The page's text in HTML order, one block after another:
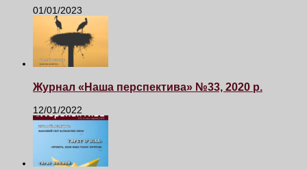
01/01/2023
Журнал «Наша перспектива» №33, 2020 р.
12/01/2022